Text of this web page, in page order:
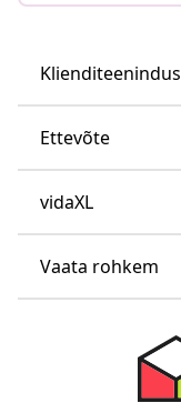
Klienditeenindus
Ettevõte
vidaXL
Vaata rohkem